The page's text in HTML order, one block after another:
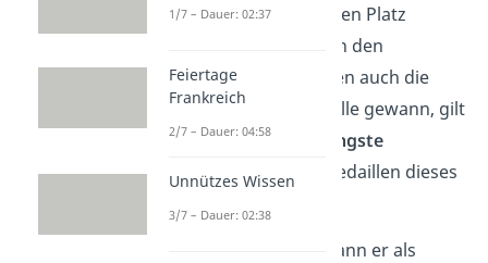
Jahren schon den dritten Platz
sichern. Nachdem er in den
darauffolgenden Jahren auch die
Silber- und Goldmedaille gewann, gilt
er bis heute als der
jüngste
Gewinner
aller drei Medaillen dieses
Mit nur 24 Jahren begann er als
1/7 – Dauer: 02:37
Feiertage
Frankreich
2/7 – Dauer: 04:58
Unnützes Wissen
3/7 – Dauer: 02:38